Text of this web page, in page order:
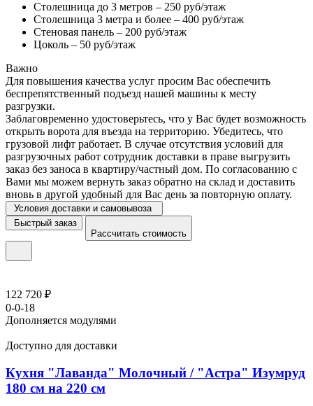
Столешница до 3 метров – 250 руб/этаж
Столешница 3 метра и более – 400 руб/этаж
Стеновая панель – 200 руб/этаж
Цоколь – 50 руб/этаж
Важно
Для повышения качества услуг просим Вас обеспечить
беспрепятственный подъезд нашей машины к месту
разгрузки.
Заблаговременно удостоверьтесь, что у Вас будет возможность
открыть ворота для въезда на территорию. Убедитесь, что
грузовой лифт работает. В случае отсутствия условий для
разгрузочных работ сотрудник доставки в праве выгрузить
заказ без заноса в квартиру/частный дом. По согласованию с
Вами мы можем вернуть заказ обратно на склад и доставить
вновь в другой удобный для Вас день за повторную оплату.
Условия доставки и самовывоза
Быстрый заказ
Рассчитать стоимость
122 720 ₽
0-0-18
Дополняется модулями
Доступно для доставки
Кухня "Лаванда" Молочный / "Астра" Изумруд
180 см на 220 см